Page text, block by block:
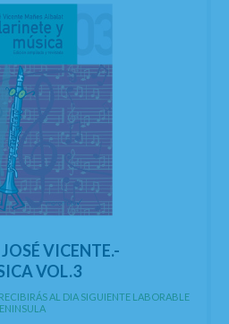
VICENTE.-
VOL.3
AL DIA SIGUIENTE LABORABLE